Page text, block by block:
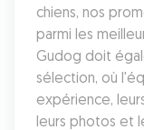
chiens, nos
parmi les
Gudog doit
sélection, où
expérience,
leurs photos et